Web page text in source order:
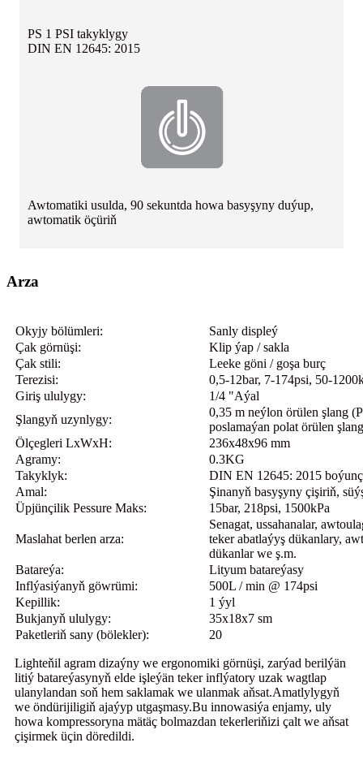
PS 1 PSI takyklygy
DIN EN 12645: 2015
Awtomatiki usulda, 90 sekuntda howa basyşyny duýup,
awtomatik öçüriň
Arza
Okyjy bölümleri:
Sanly displeý
Çak görnüşi:
Klip ýap / sakla
Çak stili:
Leeke göni / goşa burç
Terezisi:
0,5-12bar, 7-174psi, 50-
Giriş ululygy:
1/4 "Aýal
Şlangyň uzynlygy:
0,35 m neýlon örülen şlang
poslamaýan polat örülen
Ölçegleri LxWxH:
236x48x96 mm
Agramy:
0.3KG
Takyklyk:
DIN EN 12645: 2015
Amal:
Şinanyň basyşyny çişiriň,
Üpjünçilik Pessure Maks:
15bar, 218psi, 1500kPa
Maslahat berlen arza:
Senagat, ussahanalar,
teker abatlaýyş dükanlary,
dükanlar we ş.m.
Batareýa:
Lityum batareýasy
Inflýasiýanyň göwrümi:
500L / min @ 174psi
Kepillik:
1 ýyl
Bukjanyň ululygy:
35x18x7 sm
Paketleriň sany (bölekler):
20
Lighteňil agram dizaýny we ergonomiki görnüşi, zarýad berilýän
litiý batareýasynyň elde işleýän teker inflýatory uzak wagtlap
ulanylandan soň hem saklamak we ulanmak aňsat.Amatlylygyň
we öndürijiligiň ajaýyp utgaşmasy.Bu innowasiýa enjamy, uly
howa kompressoryna mätäç bolmazdan tekerleriňizi çalt we aňsat
çişirmek üçin döredildi.